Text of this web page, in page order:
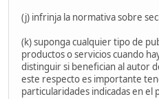
(j) infrinja la normativa sobre
(k) suponga cualquier tipo de
productos o servicios cuando
distinguir si benefician al autor
este respecto es importante
particularidades indicadas en el